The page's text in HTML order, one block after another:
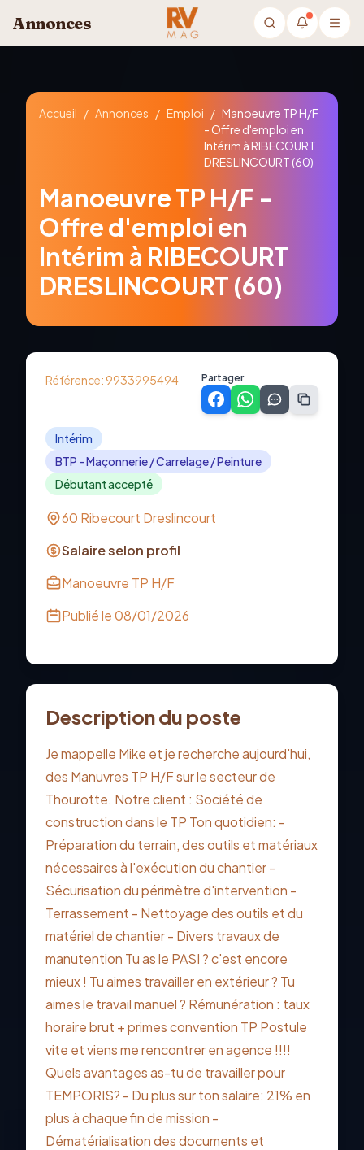
Annonces
Accueil / Annonces / Emploi / Manoeuvre TP H/F
- Offre d'emploi en
Intérim à RIBECOURT
DRESLINCOURT (60)
Manoeuvre TP H/F -
Offre d'emploi en
Intérim à RIBECOURT
DRESLINCOURT (60)
Référence: 9933995494 Partager
Intérim
BTP - Maçonnerie / Carrelage / Peinture
Débutant accepté
60 Ribecourt Dreslincourt
Salaire selon profil
Manoeuvre TP H/F
Publié le08/01/2026
Description du poste
Je mappelle Mike et je recherche aujourd'hui,
des Manuvres TP H/F sur le secteur de
Thourotte. Notre client : Société de
construction dans le TP Ton quotidien: -
Préparation du terrain, des outils et matériaux
nécessaires à l'exécution du chantier -
Sécurisation du périmètre d'intervention -
Terrassement - Nettoyage des outils et du
matériel de chantier - Divers travaux de
manutention Tu as le PASI ? c'est encore
mieux ! Tu aimes travailler en extérieur ? Tu
aimes le travail manuel ? Rémunération : taux
horaire brut + primes convention TP Postule
vite et viens me rencontrer en agence !!!!
Quels avantages as-tu de travailler pour
TEMPORIS? - Du plus sur ton salaire: 21% en
plus à chaque fin de mission -
Dématérialisation des documents et